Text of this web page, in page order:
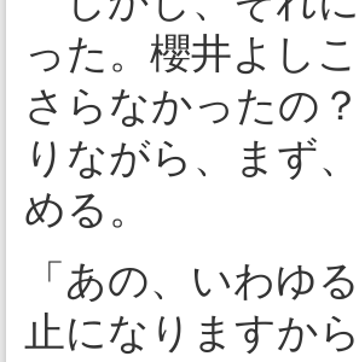
った。櫻井よし
さらなかったの
りながら、まず
める。
「あの、いわゆ
止になりますか